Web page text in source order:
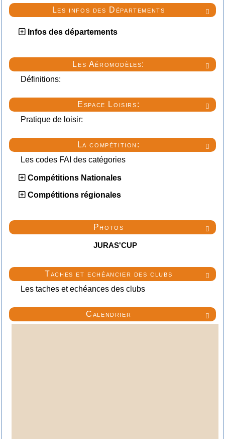

Les infos des Départements
Infos des départements

Les Aéromodèles:
Définitions:

Espace Loisirs:
Pratique de loisir:

La compétition:
Les codes FAI des catégories
Compétitions Nationales
Compétitions régionales

Photos
JURAS'CUP

Taches et echéancier des clubs
Les taches et echéances des clubs

Calendrier